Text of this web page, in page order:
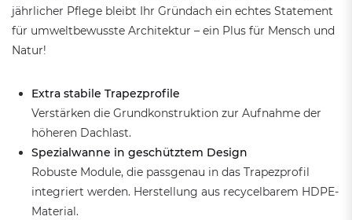
jährlicher Pflege bleibt Ihr Gründach ein echtes Statement
für umweltbewusste Architektur – ein Plus für Mensch und
Natur!
Extra stabile Trapezprofile
Verstärken die Grundkonstruktion zur Aufnahme der
höheren Dachlast.
Spezialwanne in geschütztem Design
Robuste Module, die passgenau in das Trapezprofil
integriert werden. Herstellung aus recycelbarem HDPE-
Material.